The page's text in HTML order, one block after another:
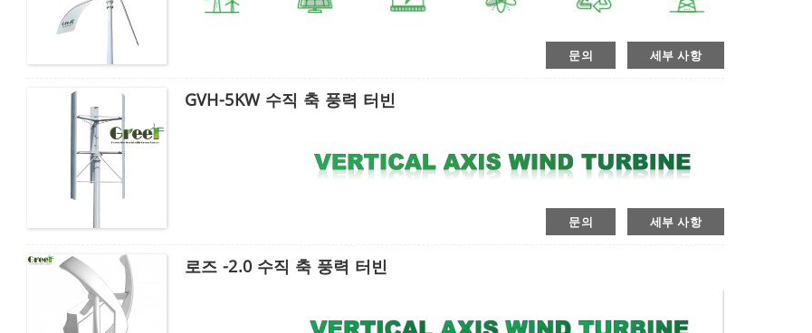
문의 세부 사항
GVH-5KW 수직 축 풍력 터빈
문의 세부 사항
로즈 -2.0 수직 축 풍력 터빈